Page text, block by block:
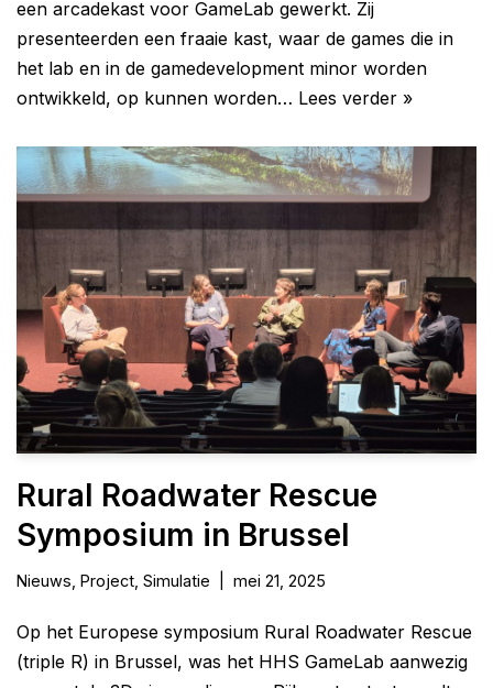
een arcadekast voor GameLab gewerkt. Zij
presenteerden een fraaie kast, waar de games die in
het lab en in de gamedevelopment minor worden
ontwikkeld, op kunnen worden… Lees verder »
Rural Roadwater Rescue
Symposium in Brussel
Nieuws Project Simulatie mei 21, 2025
Op het Europese symposium Rural Roadwater Rescue
(triple R) in Brussel, was het HHS GameLab aanwezig